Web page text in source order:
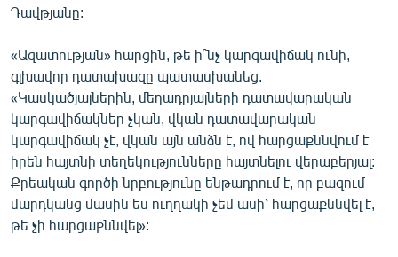
Դավթյանը:
«Ազատության» հարցին, թե ի՞նչ կարգավիճակ ունի,
գլխավոր դատախազը պատասխանեց.
«Կասկածյալներին, մեղադրյալների դատավարական
կարգավիճակներ չկան, վկան դատավարական
կարգավիճակ չէ, վկան այն անձն է, ով հարցաքննվում է
իրեն հայտնի տեղեկությունները հայտնելու վերաբերյալ:
Քրեական գործի նրբությունը ենթադրում է, որ բազում
մարդկանց մասին ես ուղղակի չեմ ասի՝ հարցաքննվել է,
թե չի հարցաքննվել»: